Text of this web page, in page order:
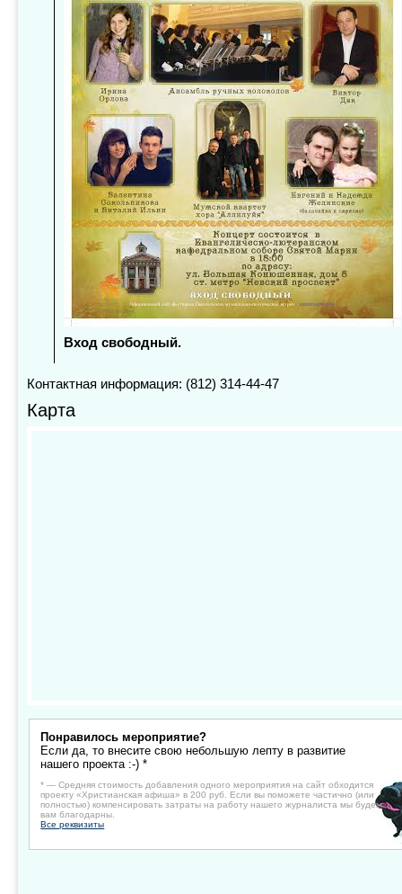
Вход свободный.
Контактная информация: (812) 314-44-47
Карта
Понравилось мероприятие?
Если да, то внесите свою небольшую лепту в развитие
нашего проекта :-) *
* — Средняя стоимость добавления одного мероприятия на сайт обходится
проекту «Христианская афиша» в 200 руб. Если вы поможете частично (или
полностью) компенсировать затраты на работу нашего журналиста мы будем
вам благодарны.
Все реквизиты